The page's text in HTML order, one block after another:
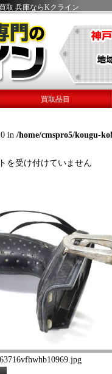
取 兵庫ならKクライン
買取品目
in /home/cmspro5/kougu-
を受け付けていません